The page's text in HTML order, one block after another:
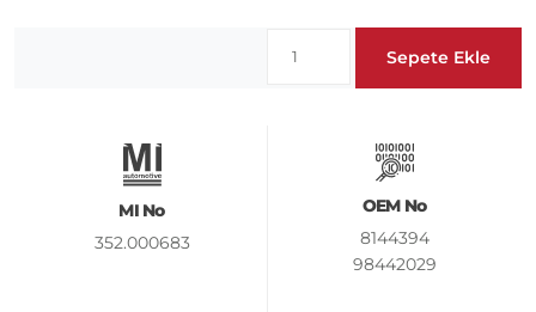
Sepete Ekle
MI No
352.000683
OEM No
8144394
98442029